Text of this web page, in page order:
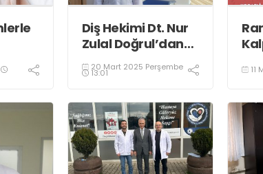
Diş Hekimi Dt. Nur
Zulal Doğrul’dan
Önemli Bilgiler
20 Mart 2025 Perşembe
13:01 11